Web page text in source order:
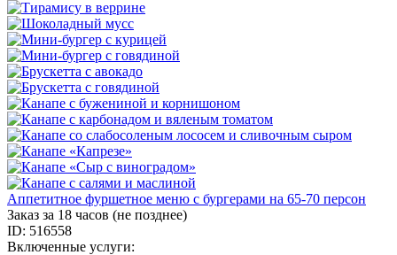
Аппетитное фуршетное меню с бургерами на 65-70 персон
Заказ за 18 часов (не позднее)
ID: 516558
Включенные услуги: